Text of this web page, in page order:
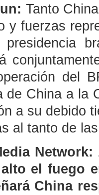
Tanto
y fuerzas
presidencia
del
de China a la
a su debido
al tanto de
el fuego
China